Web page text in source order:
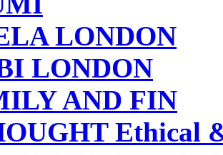
LONDON
LONDON
AND FIN
Ethical